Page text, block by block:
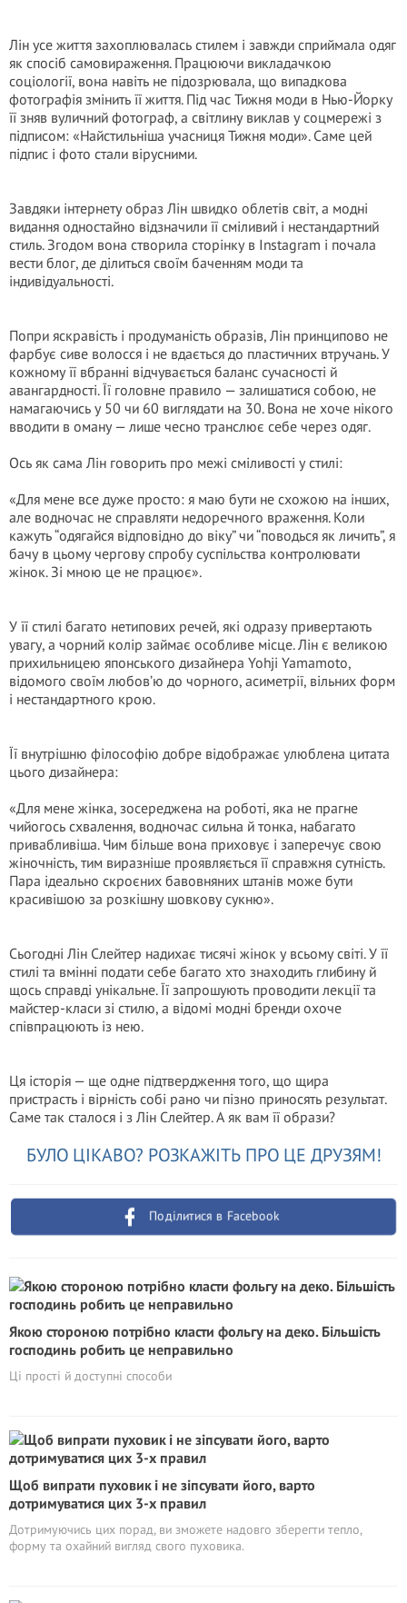
Лін усе життя захоплювалась стилем і завжди сприймала одяг
як спосіб самовираження. Працюючи викладачкою
соціології, вона навіть не підозрювала, що випадкова
фотографія змінить її життя. Під час Тижня моди в Нью-Йорку
її зняв вуличний фотограф, а світлину виклав у соцмережі з
підписом: «Найстильніша учасниця Тижня моди». Саме цей
підпис і фото стали вірусними.
Завдяки інтернету образ Лін швидко облетів світ, а модні
видання одностайно відзначили її сміливий і нестандартний
стиль. Згодом вона створила сторінку в Instagram і почала
вести блог, де ділиться своїм баченням моди та
індивідуальності.
Попри яскравість і продуманість образів, Лін принципово не
фарбує сиве волосся і не вдається до пластичних втручань. У
кожному її вбранні відчувається баланс сучасності й
авангардності. Її головне правило — залишатися собою, не
намагаючись у 50 чи 60 виглядати на 30. Вона не хоче нікого
вводити в оману — лише чесно транслює себе через одяг.
Ось як сама Лін говорить про межі сміливості у стилі:
«Для мене все дуже просто: я маю бути не схожою на інших,
але водночас не справляти недоречного враження. Коли
кажуть “одягайся відповідно до віку” чи “поводься як личить”, я
бачу в цьому чергову спробу суспільства контролювати
жінок. Зі мною це не працює».
У її стилі багато нетипових речей, які одразу привертають
увагу, а чорний колір займає особливе місце. Лін є великою
прихильницею японського дизайнера Yohji Yamamoto,
відомого своїм любов’ю до чорного, асиметрії, вільних форм
і нестандартного крою.
Її внутрішню філософію добре відображає улюблена цитата
цього дизайнера:
«Для мене жінка, зосереджена на роботі, яка не прагне
чийогось схвалення, водночас сильна й тонка, набагато
привабливіша. Чим більше вона приховує і заперечує свою
жіночність, тим виразніше проявляється її справжня сутність.
Пара ідеально скроєних бавовняних штанів може бути
красивішою за розкішну шовкову сукню».
Сьогодні Лін Слейтер надихає тисячі жінок у всьому світі. У її
стилі та вмінні подати себе багато хто знаходить глибину й
щось справді унікальне. Її запрошують проводити лекції та
майстер-класи зі стилю, а відомі модні бренди охоче
співпрацюють із нею.
Ця історія — ще одне підтвердження того, що щира
пристрасть і вірність собі рано чи пізно приносять результат.
Саме так сталося і з Лін Слейтер. А як вам її образи?
БУЛО ЦІКАВО? РОЗКАЖІТЬ ПРО ЦЕ ДРУЗЯМ!
Поділитися в Facebook
Якою стороною потрібно класти фольгу на деко. Більшість
господинь робить це неправильно
Ці прості й доступні способи
Щоб випрати пуховик і не зіпсувати його, варто
дотримуватися цих 3-х правил
Дотримуючись цих порад, ви зможете надовго зберегти тепло,
форму та охайний вигляд свого пуховика.